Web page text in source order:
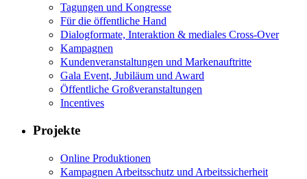
Tagungen und Kongresse
Für die öffentliche Hand
Dialogformate, Interaktion & mediales Cross-Over
Kampagnen
Kundenveranstaltungen und Markenauftritte
Gala Event, Jubiläum und Award
Öffentliche Großveranstaltungen
Incentives
Projekte
Online Produktionen
Kampagnen Arbeitsschutz und Arbeitssicherheit